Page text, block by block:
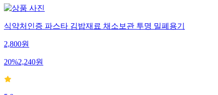
식약처인증 파스타 김밥재료 채소보관 투명 밀폐용기
2,800원
20%2,240원